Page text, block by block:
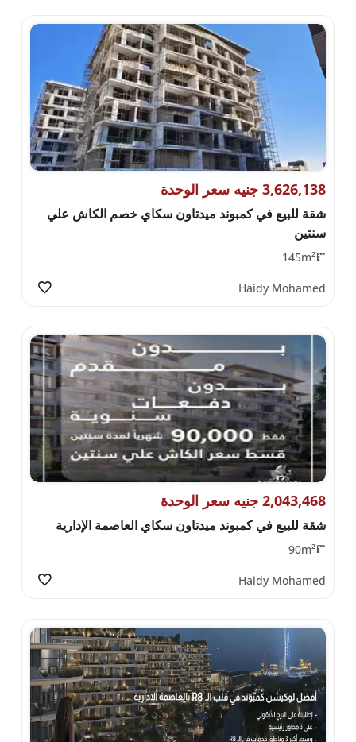
3,626,138 جنيه سعر الوحدة
شقة للبيع في كمبوند ميدتاون سكاي خصم الكاش علي
سنتين
145m²
Haidy Mohamed
2,043,468 جنيه سعر الوحدة
شقة للبيع في كمبوند ميدتاون سكاي العاصمة الإدارية
90m²
Haidy Mohamed